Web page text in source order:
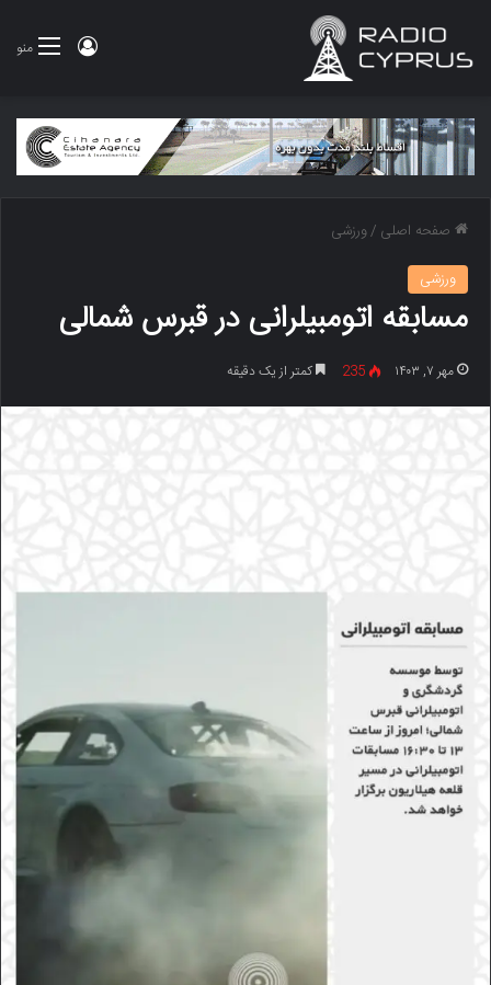
منو ورود
صفحه اصلی /ورزشی
ورزشی
مسابقه اتومبیلرانی در قبرس شمالی
مهر ۷, ۱۴۰۳ 235 کمتر از یک دقیقه